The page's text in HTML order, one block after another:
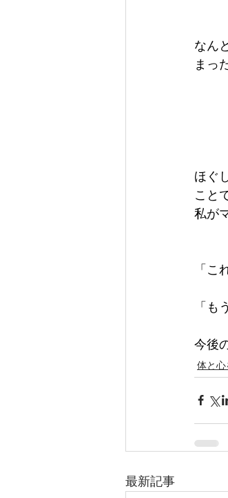
なん
まっ
ほぐ
こと
私が
「
「
今後
体と心
最新記事